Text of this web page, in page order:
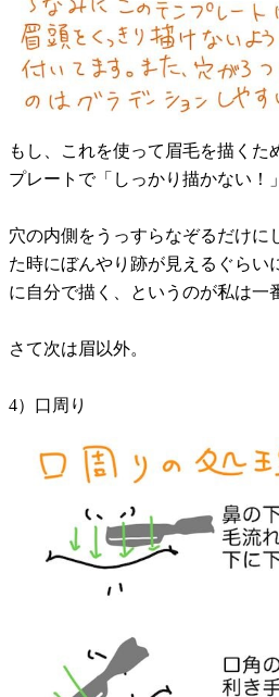
もし、これを使って眉毛を描くた
プレートで「しっかり描かない！
穴の内側をうっすらなぞるだけに
た時にぼんやり跡が見えるぐらい
に自分で描く、というのが私は一
さて次は眉以外。
4）口周り